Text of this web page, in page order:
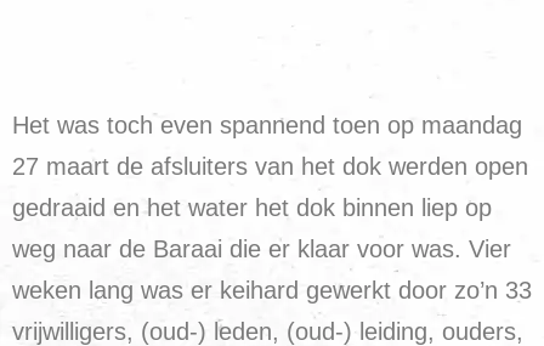
Het was toch even spannend toen op maandag
27 maart de afsluiters van het dok werden open
gedraaid en het water het dok binnen liep op
weg naar de Baraai die er klaar voor was. Vier
weken lang was er keihard gewerkt door zo’n 33
vrijwilligers, (oud-) leden, (oud-) leiding, ouders,